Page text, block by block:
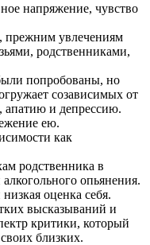
напряжение, чувство
прежним увлечениям
родственниками,
попробованы, но
созависимых от
апатию и депрессию.
ею.
как
родственника в
опьянения.
оценка себя.
высказываний и
критики, который
близких.